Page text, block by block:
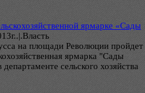
ярмарке «Сады
на площади Революции пройдет
ярмарка "Сады
сельского хозяйства